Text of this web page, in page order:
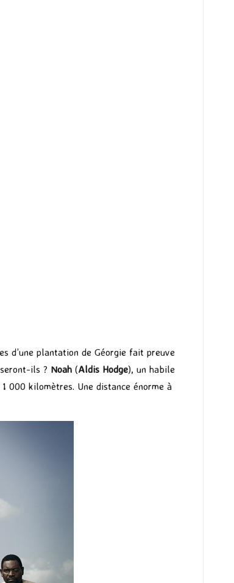
d’une plantation de Géorgie fait preuve
ils ? Noah (Aldis Hodge), un habile
000 kilomètres. Une distance énorme à